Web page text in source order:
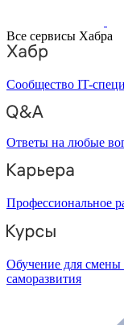
Все сервисы Хабра
Сообщество IT-
Ответы на любые
Профессиональное
Обучение для смены
саморазвития